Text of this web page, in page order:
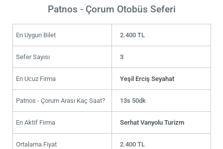
Patnos - Çorum Otobüs Seferi
En Uygun Bilet 2.400 TL
Sefer Sayısı 3
En Ucuz Firma Yeşil Erciş Seyahat
Patnos - Çorum Arası Kaç Saat? 13s 50dk
En Aktif Firma Serhat Vanyolu Turizm
Ortalama Fiyat 2.400 TL